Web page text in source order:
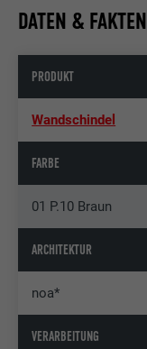
DATEN & FAKTEN
PRODUKT
Wandschindel
FARBE
01 P.10 Braun
ARCHITEKTUR
noa*
VERARBEITUNG